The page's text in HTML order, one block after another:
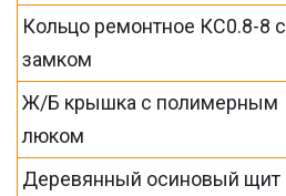
Кольцо ремонтное КС0.8-8 с
замком
Ж/Б крышка с полимерным
люком
Деревянный осиновый щит